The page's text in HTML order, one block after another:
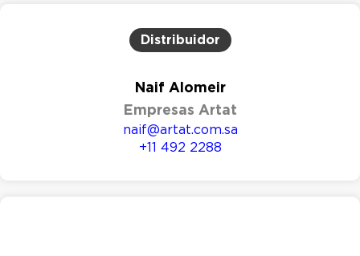
Distribuidor
Naif Alomeir
Empresas Artat
naif@artat.com.sa
+11 492 2288